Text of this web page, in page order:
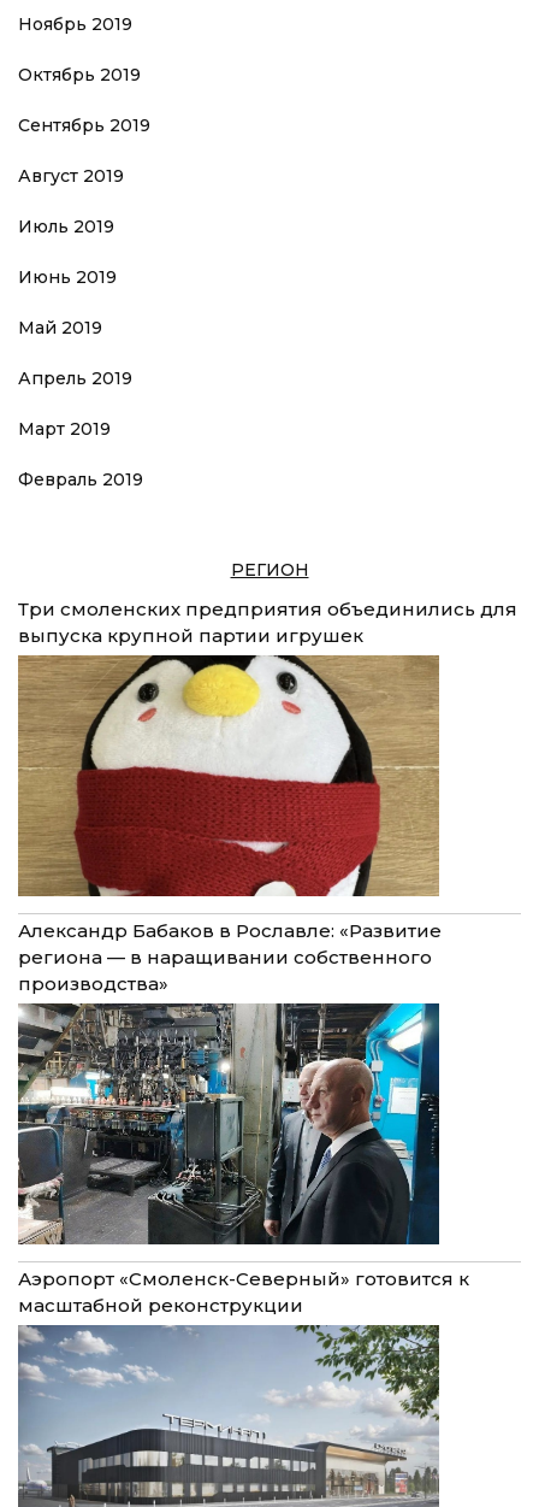
Ноябрь 2019
Октябрь 2019
Сентябрь 2019
Август 2019
Июль 2019
Июнь 2019
Май 2019
Апрель 2019
Март 2019
Февраль 2019
РЕГИОН
Три смоленских предприятия объединились для
выпуска крупной партии игрушек
Александр Бабаков в Рославле: «Развитие
региона — в наращивании собственного
производства»
Аэропорт «Смоленск-Северный» готовится к
масштабной реконструкции